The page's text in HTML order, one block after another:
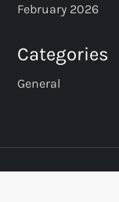
February 2026
Categories
General